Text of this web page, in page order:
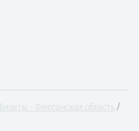
Билеты - Ферганская область